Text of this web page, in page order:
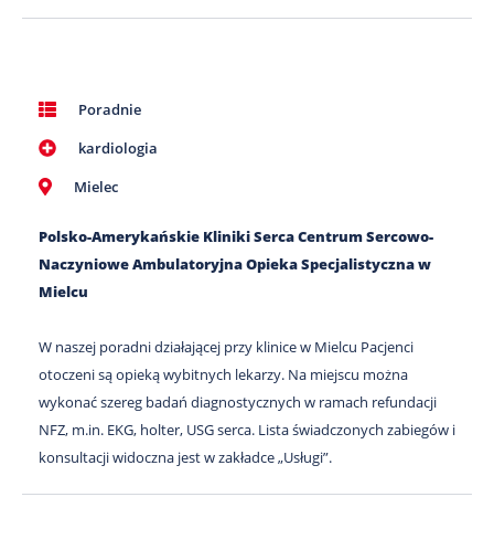
Poradnie
kardiologia
Mielec
Polsko-Amerykańskie Kliniki Serca Centrum Sercowo-
Naczyniowe Ambulatoryjna Opieka Specjalistyczna w
Mielcu
W naszej poradni działającej przy klinice w Mielcu Pacjenci
otoczeni są opieką wybitnych lekarzy. Na miejscu można
wykonać szereg badań diagnostycznych w ramach refundacji
NFZ, m.in. EKG, holter, USG serca. Lista świadczonych zabiegów i
konsultacji widoczna jest w zakładce „Usługi”.